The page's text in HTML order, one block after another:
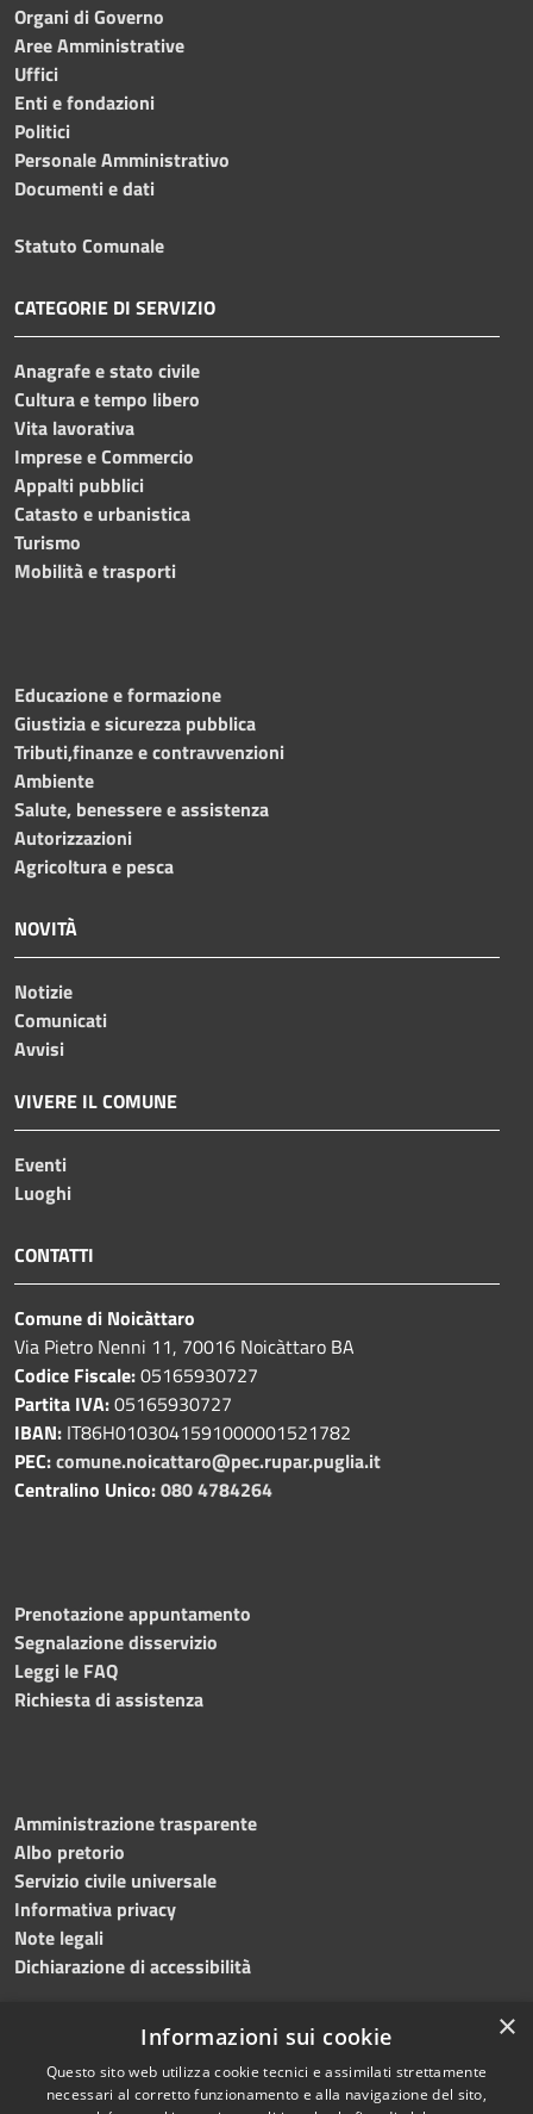
Organi di Governo
Aree Amministrative
Uffici
Enti e fondazioni
Politici
Personale Amministrativo
Documenti e dati
Statuto Comunale
CATEGORIE DI SERVIZIO
Anagrafe e stato civile
Cultura e tempo libero
Vita lavorativa
Imprese e Commercio
Appalti pubblici
Catasto e urbanistica
Turismo
Mobilità e trasporti
Educazione e formazione
Giustizia e sicurezza pubblica
Tributi,finanze e contravvenzioni
Ambiente
Salute, benessere e assistenza
Autorizzazioni
Agricoltura e pesca
NOVITÀ
Notizie
Comunicati
Avvisi
VIVERE IL COMUNE
Eventi
Luoghi
CONTATTI
Comune di Noicàttaro
Via Pietro Nenni 11, 70016 Noicàttaro BA
Codice Fiscale:05165930727
Partita IVA:05165930727
IBAN: IT86H0103041591000001521782
PEC:comune.noicattaro@pec.rupar.puglia.it
Centralino Unico:080 4784264
Prenotazione appuntamento
Segnalazione disservizio
Leggi le FAQ
Richiesta di assistenza
Amministrazione trasparente
Albo pretorio
Servizio civile universale
Informativa privacy
Note legali
Dichiarazione di accessibilità
RSS
Copyright © 2023 •
×
Informazioni sui cookie
Questo sito web utilizza cookie tecnici e assimilati strettamente
necessari al corretto funzionamento e alla navigazione del sito,